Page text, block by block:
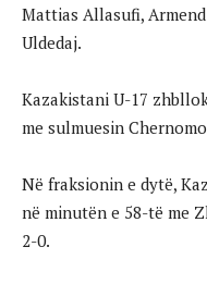
Mattias Allasufi,
Uldedaj.
Kazakistani U-17
me sulmuesin
Në fraksionin e dytë,
në minutën e 58-të me
2-0.